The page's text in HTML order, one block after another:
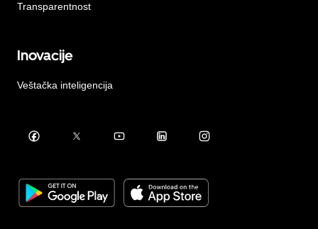
Transparentnost
Inovacije
Veštačka inteligencija